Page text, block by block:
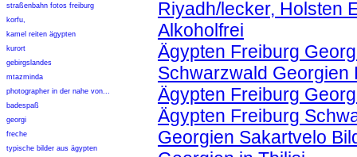
straßenbahn fotos freiburg
korfu,
kamel reiten ägypten
kurort
gebirgslandes
mtazminda
photographer in der nahe von...
badespaß
georgi
freche
typische bilder aus ägypten
Riyadh/lecker, Holsten
Alkoholfrei
Ägypten Freiburg
Schwarzwald Georgien
Ägypten Freiburg
Ägypten Freiburg
Georgien Sakartvelo